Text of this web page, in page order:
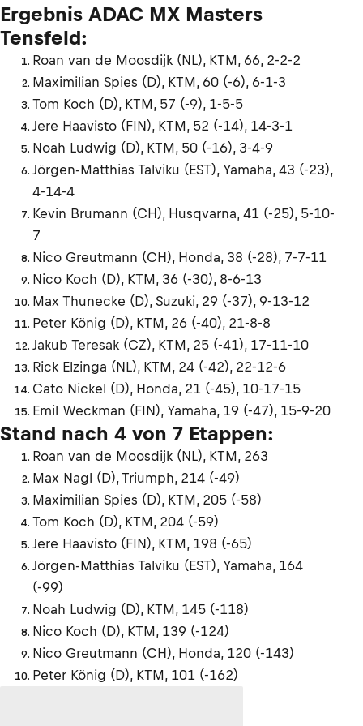
Ergebnis ADAC MX Masters
Tensfeld:
Roan van de Moosdijk (NL), KTM, 66, 2-2-2
Maximilian Spies (D), KTM, 60 (-6), 6-1-3
Tom Koch (D), KTM, 57 (-9), 1-5-5
Jere Haavisto (FIN), KTM, 52 (-14), 14-3-1
Noah Ludwig (D), KTM, 50 (-16), 3-4-9
Jörgen-Matthias Talviku (EST), Yamaha, 43 (-23),
4-14-4
Kevin Brumann (CH), Husqvarna, 41 (-25), 5-10-
7
Nico Greutmann (CH), Honda, 38 (-28), 7-7-11
Nico Koch (D), KTM, 36 (-30), 8-6-13
Max Thunecke (D), Suzuki, 29 (-37), 9-13-12
Peter König (D), KTM, 26 (-40), 21-8-8
Jakub Teresak (CZ), KTM, 25 (-41), 17-11-10
Rick Elzinga (NL), KTM, 24 (-42), 22-12-6
Cato Nickel (D), Honda, 21 (-45), 10-17-15
Emil Weckman (FIN), Yamaha, 19 (-47), 15-9-20
Stand nach 4 von 7 Etappen:
Roan van de Moosdijk (NL), KTM, 263
Max Nagl (D), Triumph, 214 (-49)
Maximilian Spies (D), KTM, 205 (-58)
Tom Koch (D), KTM, 204 (-59)
Jere Haavisto (FIN), KTM, 198 (-65)
Jörgen-Matthias Talviku (EST), Yamaha, 164
(-99)
Noah Ludwig (D), KTM, 145 (-118)
Nico Koch (D), KTM, 139 (-124)
Nico Greutmann (CH), Honda, 120 (-143)
Peter König (D), KTM, 101 (-162)